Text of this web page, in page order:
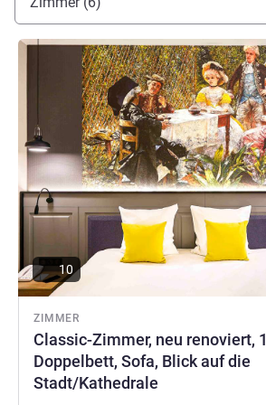
ZIMMER
Classic-Zimmer, neu renoviert, 1
Doppelbett, Sofa, Blick auf die
Stadt/Kathedrale
Details ansehen
10